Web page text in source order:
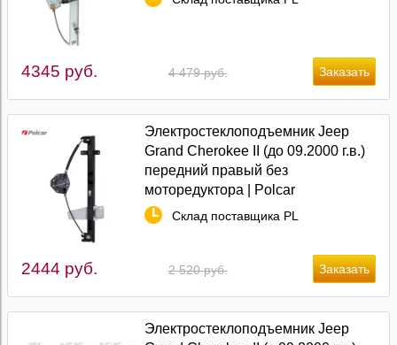
4 479 руб.
4345 руб.
Электростеклоподъемник Jeep
Grand Cherokee II (до 09.2000 г.в.)
передний правый без
моторедуктора | Polcar
Склад поставщика PL
2 520 руб.
2444 руб.
Электростеклоподъемник Jeep